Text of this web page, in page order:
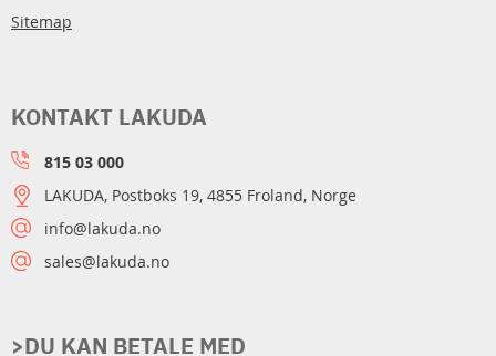
Sitemap
>DU KAN BETALE MED
KONTAKT LAKUDA
815 03 000
LAKUDA, Postboks 19, 4855 Froland, Norge
info@lakuda.no
sales@lakuda.no